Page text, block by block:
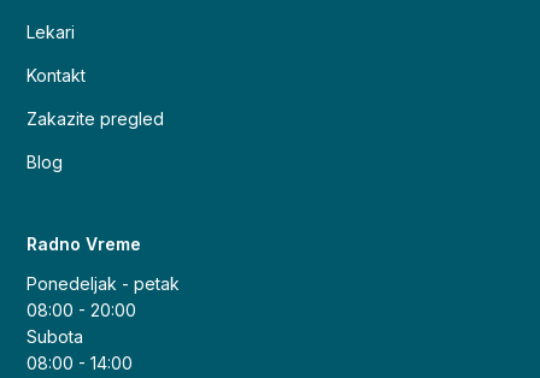
Lekari
Kontakt
Zakazite pregled
Blog
Radno Vreme
Ponedeljak - petak
08:00 - 20:00
Subota
08:00 - 14:00